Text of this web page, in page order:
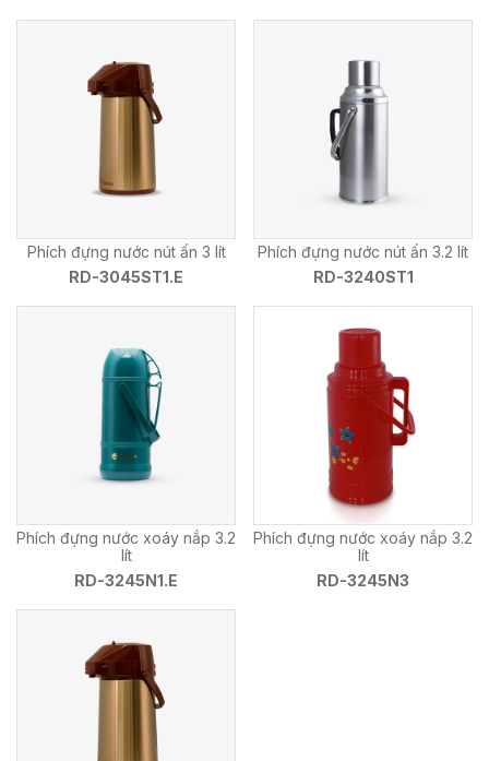
Phích đựng nước nút ấn 3 lít
RD-3045ST1.E
Phích đựng nước nút ấn 3.2 lít
RD-3240ST1
Phích đựng nước xoáy nắp 3.2
lít
RD-3245N1.E
Phích đựng nước xoáy nắp 3.2
lít
RD-3245N3